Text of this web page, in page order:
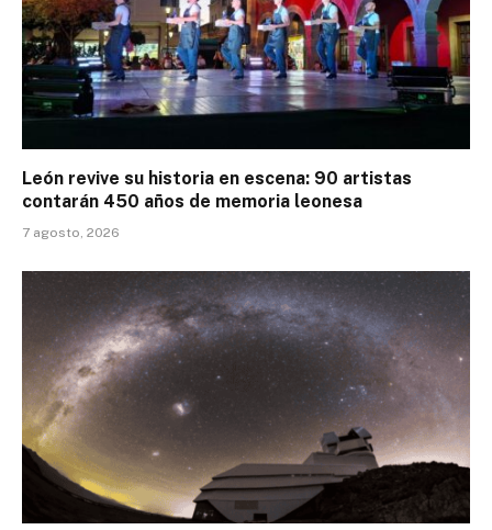
León revive su historia en escena: 90 artistas
contarán 450 años de memoria leonesa
7 agosto, 2026